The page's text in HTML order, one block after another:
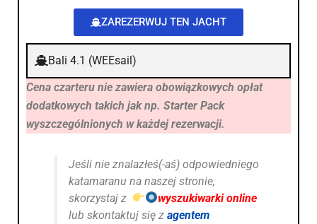
ZAREZERWUJ TEN JACHT
Bali 4.1 (WEEsail)
Cena czarteru nie zawiera obowiązkowych opłat
dodatkowych takich jak np. Starter Pack
wyszczególnionych w każdej rezerwacji.
Jeśli nie znalazłeś(-aś) odpowiedniego
katamaranu na naszej stronie,
skorzystaj z
wyszukiwarki online
lub skontaktuj się z agentem